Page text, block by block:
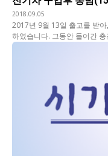
2018.09.05
2017년 9월 13일 출고를 받
하였습니다. 그동안 들어간 충